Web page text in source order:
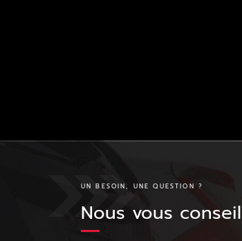
UN BESOIN, UNE QUESTION ?
Nous vous